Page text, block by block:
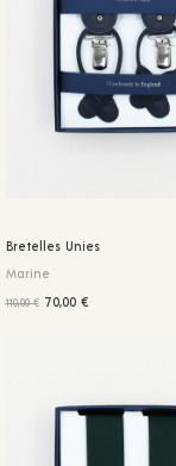
Bretelles Unies
Marine
110,00€ 70,00€